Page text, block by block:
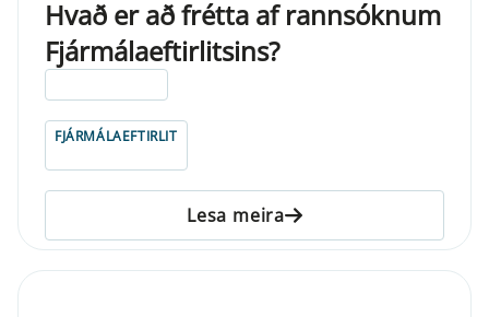
Hvað er að frétta af rannsóknum
Fjármálaeftirlitsins?
FJÁRMÁLAEFTIRLIT
Lesa meira